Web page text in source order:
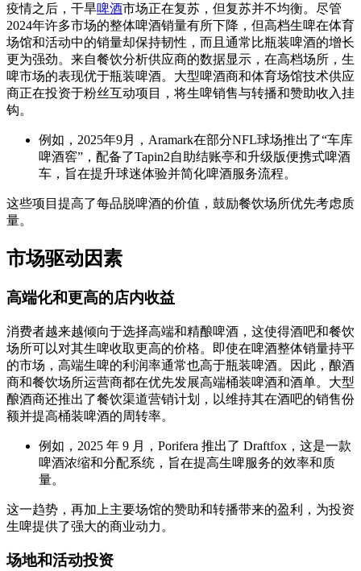
疫情之后，干旱啤酒市场正在复苏，但复苏并不均衡。尽管
2024年许多市场的整体啤酒销量有所下降，但高档生啤在体育
场馆和活动中的销量却保持韧性，而且通常比瓶装啤酒的增长
更为强劲。来自餐饮分析供应商的数据显示，在高档场所，生
啤市场的表现优于瓶装啤酒。大型啤酒商和体育场馆技术供应
商正在投资于粉丝互动项目，将生啤销售与转播和赞助收入挂
钩。
例如，2025年9月，Aramark在部分NFL球场推出了“车库
啤酒窖”，配备了Tapin2自助结账亭和升级版便携式啤酒
车，旨在提升球迷体验并简化啤酒服务流程。
这些项目提高了每品脱啤酒的价值，鼓励餐饮场所优先考虑质
量。
市场驱动因素
高端化和更高的店内收益
消费者越来越倾向于选择高端和精酿啤酒，这使得酒吧和餐饮
场所可以对其生啤收取更高的价格。即使在啤酒整体销量持平
的市场，高端生啤的利润率通常也高于瓶装啤酒。因此，酿酒
商和餐饮场所运营商都在优先发展高端桶装啤酒和酒单。大型
酿酒商还推出了餐饮渠道营销计划，以维持其在酒吧的销售份
额并提高桶装啤酒的周转率。
例如，2025 年 9 月，Porifera 推出了 Draftfox，这是一款
啤酒浓缩和分配系统，旨在提高生啤服务的效率和质
量。
这一趋势，再加上主要场馆的赞助和转播带来的盈利，为投资
生啤提供了强大的商业动力。
场地和活动投资